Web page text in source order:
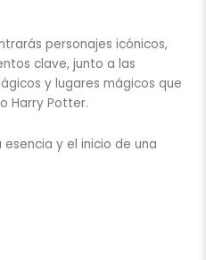
personajes icónicos,
clave, junto a las
y lugares mágicos que
Harry Potter.
y el inicio de una